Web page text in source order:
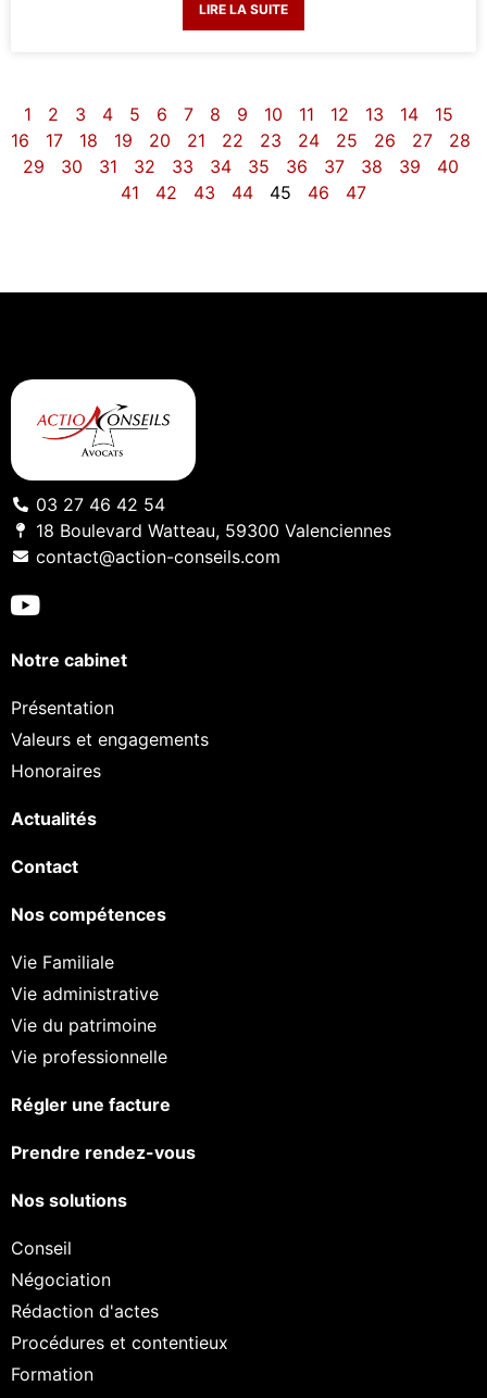
LIRE LA SUITE
1 2 3 4 5 6 7 8 9 10 11 12 13 14
15
16
17 18 19 20 21 22 23 24 25 26 27
28
29
30 31 32 33 34 35 36 37 38 39
40
41
42 43 44 45 46 47
03 27 46 42 54
18 Boulevard Watteau, 59300 Valenciennes
contact@action-conseils.com
Notre cabinet
Présentation
Valeurs et engagements
Honoraires
Actualités
Contact
Nos compétences
Vie Familiale
Vie administrative
Vie du patrimoine
Vie professionnelle
Régler une facture
Prendre rendez-vous
Nos solutions
Conseil
Négociation
Rédaction d'actes
Procédures et contentieux
Formation